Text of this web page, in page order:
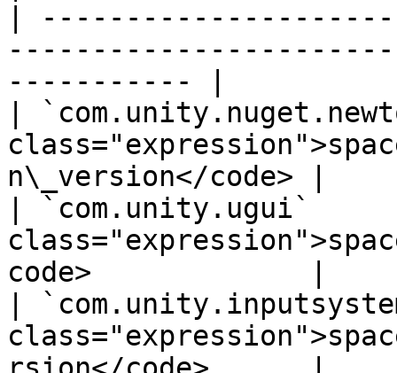
|
----------- |
|
n\_version</code> |
| `com.unity.ugui`
code>             |
|